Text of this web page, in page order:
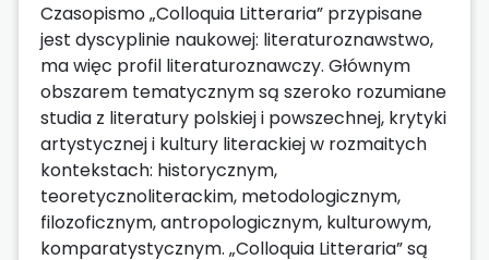
Czasopismo „Colloquia Litteraria” przypisane
jest dyscyplinie naukowej: literaturoznawstwo,
ma więc profil literaturoznawczy. Głównym
obszarem tematycznym są szeroko rozumiane
studia z literatury polskiej i powszechnej, krytyki
artystycznej i kultury literackiej w rozmaitych
kontekstach: historycznym,
teoretycznoliterackim, metodologicznym,
filozoficznym, antropologicznym, kulturowym,
komparatystycznym. „Colloquia Litteraria” są